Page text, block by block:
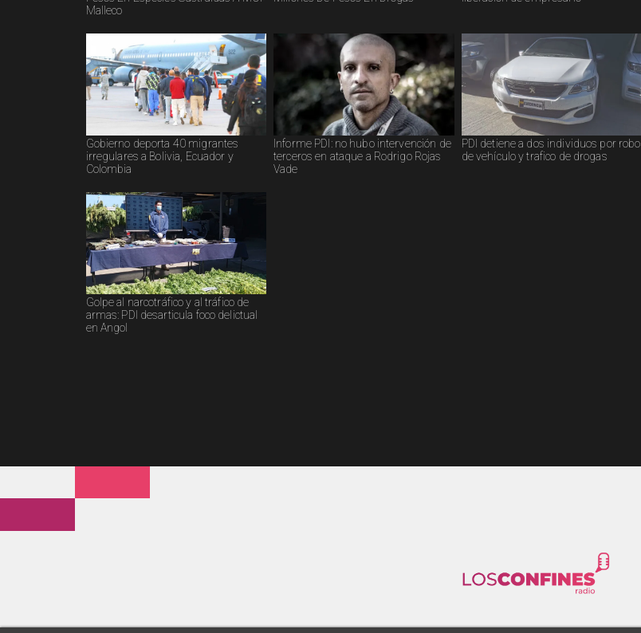
Malleco
Gobierno deporta 40 migrantes
irregulares a Bolivia, Ecuador y
Colombia
Informe PDI: no hubo intervención de
terceros en ataque a Rodrigo Rojas
Vade
PDI detiene a dos individuos por robo
de vehículo y trafico de drogas
Golpe al narcotráfico y al tráfico de
armas: PDI desarticula foco delictual
en Angol